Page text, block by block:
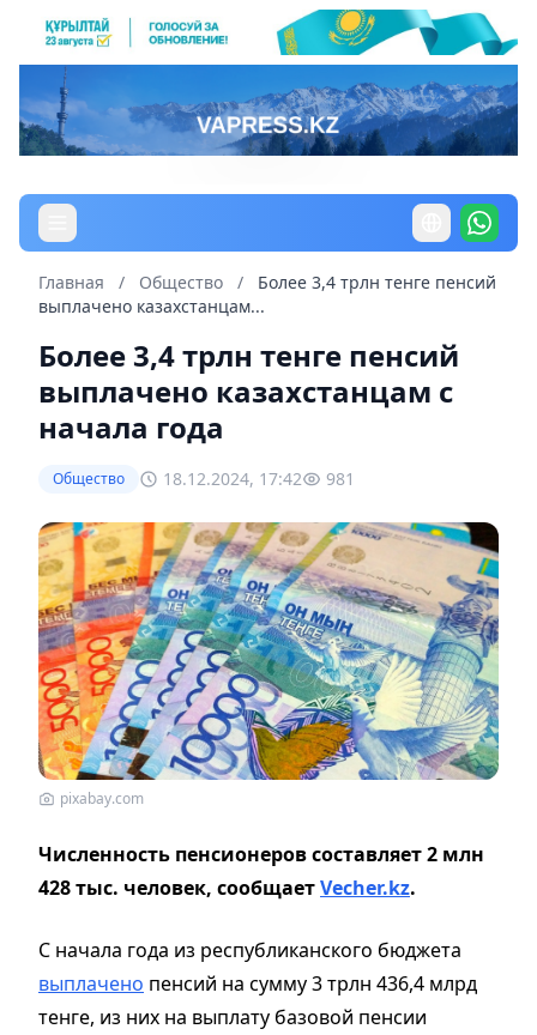
Главная / Общество /
Более 3,4 трлн тенге пенсий
выплачено казахстанцам...
Более 3,4 трлн тенге пенсий
выплачено казахстанцам с
начала года
Общество 18.12.2024, 17:42 981
pixabay.com
Численность пенсионеров составляет 2 млн
428 тыс. человек, сообщаетVecher.kz.
С начала года из республиканского бюджета
выплачено пенсий на сумму 3 трлн 436,4 млрд
тенге, из них на выплату базовой пенсии